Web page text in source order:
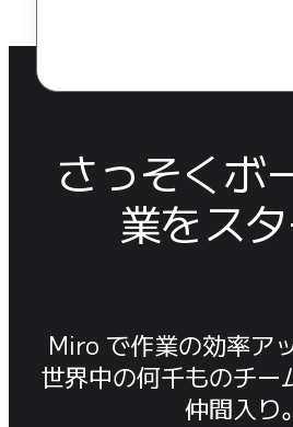
さっそくボ
業をス
Miro で作業の効率ア
世界中の何千ものチー
仲間入り。